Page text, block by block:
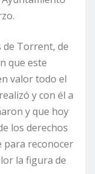
de Torrent, de
que este
valor todo el
y con él a
y que hoy
los derechos
para reconocer
la figura de